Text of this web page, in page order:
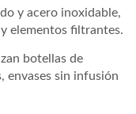
y acero inoxidable,
elementos filtrantes.
botellas de
envases sin infusión